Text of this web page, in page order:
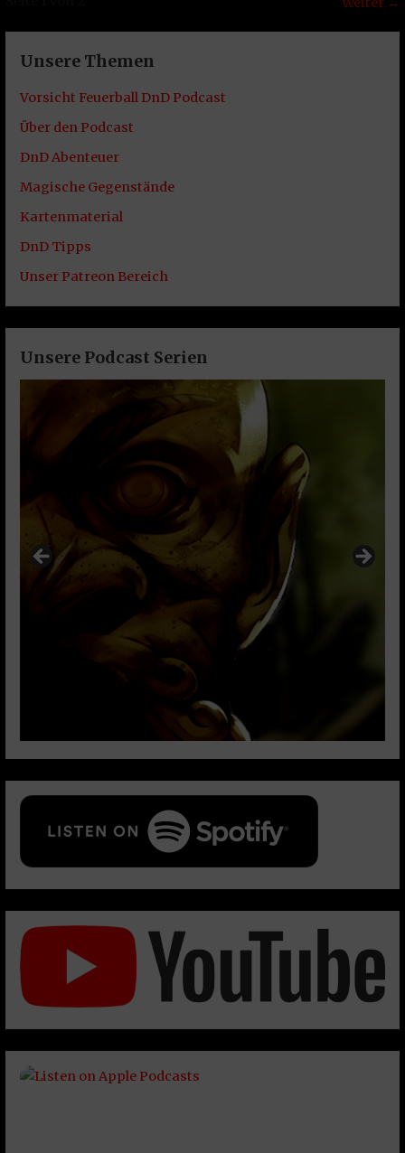
Unsere Themen
Vorsicht Feuerball DnD Podcast
Über den Podcast
DnD Abenteuer
Magische Gegenstände
Kartenmaterial
DnD Tipps
Unser Patreon Bereich
Unsere Podcast Serien